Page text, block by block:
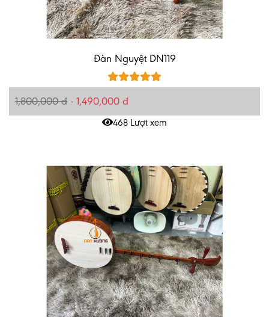
Đàn Nguyệt DN119
1,800,000 đ - 1,490,000 đ
468 Lượt xem